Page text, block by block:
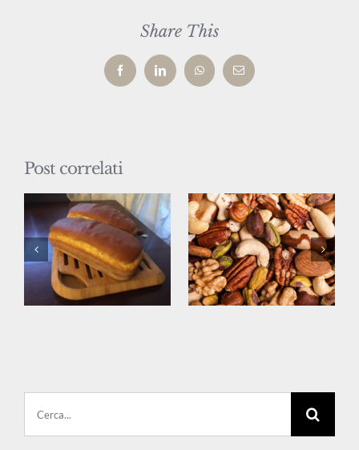
Share This
FacebookLinkedInWhatsAppEmail
Post correlati
“Parmigiano”
vegetale